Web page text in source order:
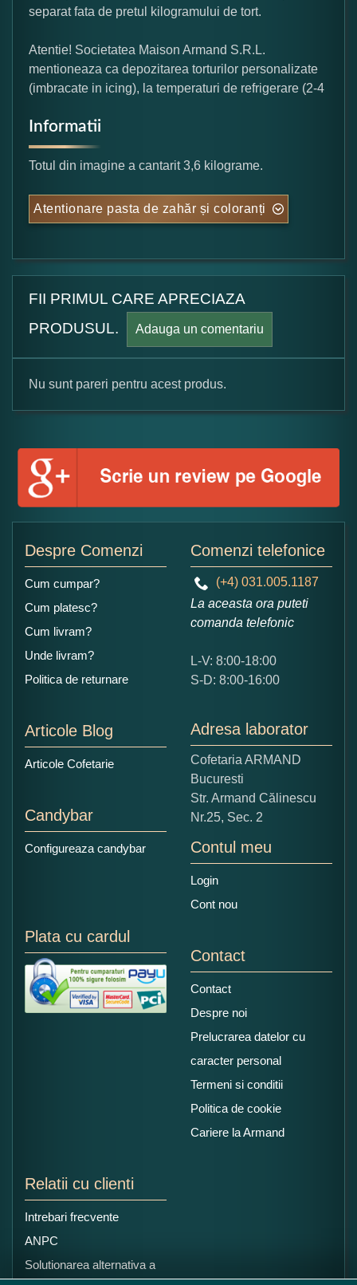
separat fata de pretul kilogramului de tort.
Atentie! Societatea Maison Armand S.R.L.
mentioneaza ca depozitarea torturilor personalizate
(imbracate in icing), la temperaturi de refrigerare (2-4
Informatii
Totul din imagine a cantarit 3,6 kilograme.
Atentionare pasta de zahăr și coloranți
FII PRIMUL CARE APRECIAZA
PRODUSUL.
Adauga un comentariu
Formular pareri client
Numele dumneavoastra:
Ce nota acordati acestui produs?
5
Copiati alaturi numarul din imagine:
Nu sunt pareri pentru acest produs.
Despre Comenzi
Cum cumpar?
Cum platesc?
Cum livram?
Unde livram?
Politica de returnare
Articole Blog
Articole Cofetarie
Candybar
Configureaza candybar
Comenzi telefonice
(+4) 031.005.1187
La aceasta ora puteti
comanda telefonic
L-V: 8:00-18:00
S-D: 8:00-16:00
Adresa laborator
Cofetaria ARMAND
Bucuresti
Str. Armand Călinescu
Nr.25, Sec. 2
Contul meu
Login
Cont nou
Plata cu cardul
Contact
Contact
Despre noi
Prelucrarea datelor cu
caracter personal
Termeni si conditii
Politica de cookie
Cariere la Armand
Relatii cu clienti
Intrebari frecvente
ANPC
Solutionarea alternativa a